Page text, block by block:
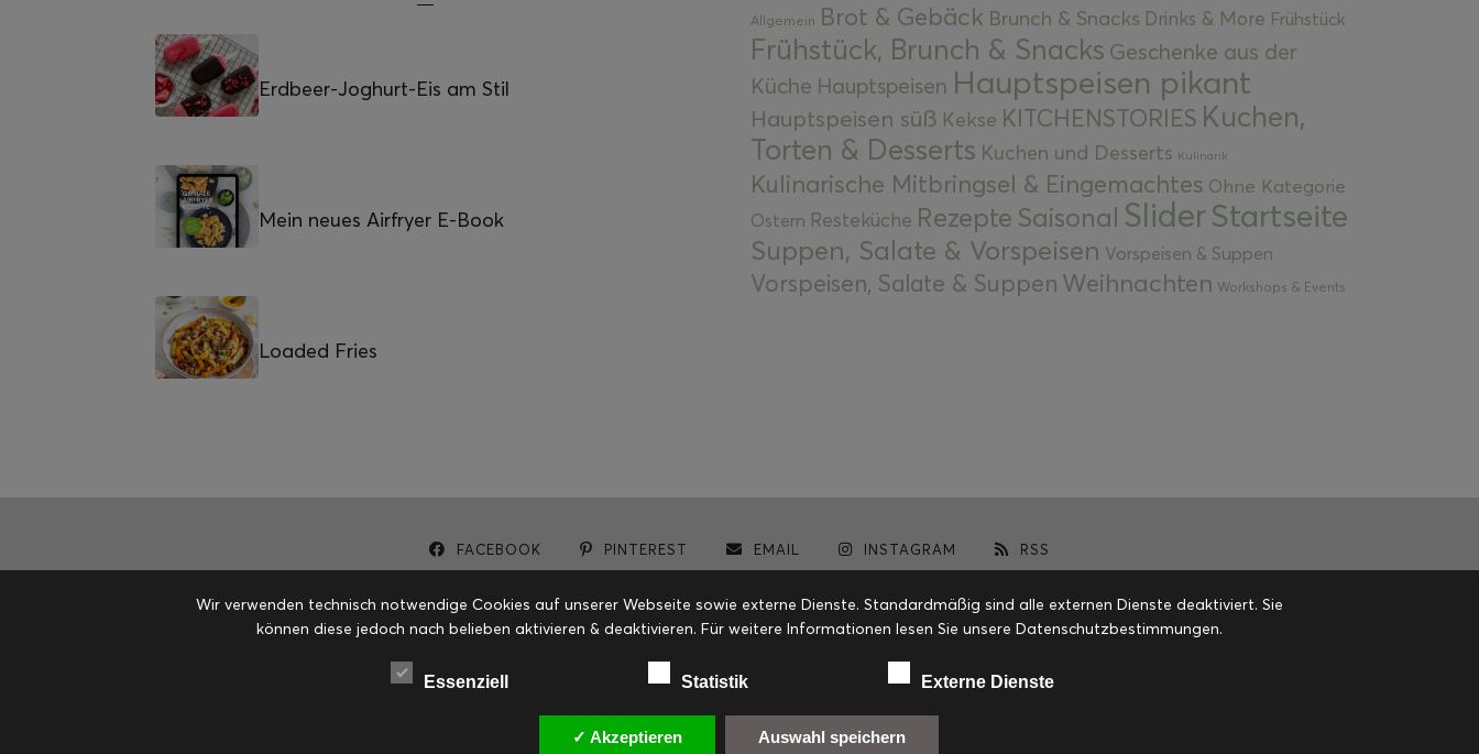
Erdbeer-Joghurt-Eis am Stil
Mein neues Airfryer E-Book
Loaded Fries
Allgemein Brot & Gebäck Brunch & Snacks Drinks & More Frühstück
Frühstück, Brunch & Snacks Geschenke aus der
Küche Hauptspeisen Hauptspeisen pikant
Hauptspeisen süß Kekse KITCHENSTORIES Kuchen,
Torten & Desserts Kuchen und Desserts Kulinarik
Kulinarische Mitbringsel & Eingemachtes Ohne Kategorie
Ostern Resteküche Rezepte Saisonal SliderStartseite
Suppen, Salate & Vorspeisen Vorspeisen & Suppen
Vorspeisen, Salate & Suppen Weihnachten Workshops & Events
FACEBOOK PINTEREST EMAIL INSTAGRAM RSS
Wir verwenden technisch notwendige Cookies auf unserer Webseite sowie externe Dienste. Standardmäßig sind alle externen Dienste deaktiviert. Sie
können diese jedoch nach belieben aktivieren & deaktivieren. Für weitere Informationen lesen Sie unsere Datenschutzbestimmungen.
Essenziell Statistik Externe Dienste
✓ Akzeptieren Auswahl speichern